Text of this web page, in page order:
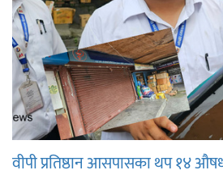
वीपी प्रतिष्ठान आसपासका थप १४